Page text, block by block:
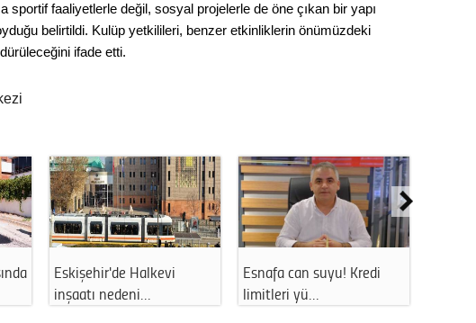
sportif faaliyetlerle değil, sosyal projelerle de öne çıkan bir yapı
belirtildi. Kulüp yetkilileri, benzer etkinliklerin önümüzdeki
ifade etti.
Eskişehir'de Halkevi
inşaatı nedeni…
Esnafa can suyu! Kredi
limitleri yü…